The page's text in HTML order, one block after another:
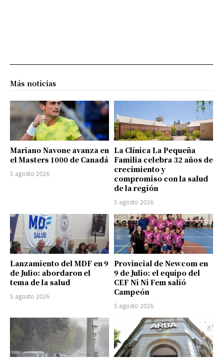
Más noticias
Mariano Navone avanza en
el Masters 1000 de Canadá
5 agosto 2026
La Clínica La Pequeña
Familia celebra 32 años de
crecimiento y
compromiso con la salud
de la región
5 agosto 2026
Lanzamiento del MDF en 9
de Julio: abordaron el
tema de la salud
5 agosto 2026
Provincial de Newcom en
9 de Julio: el equipo del
CEF Ni Ni Fem salió
Campeón
5 agosto 2026